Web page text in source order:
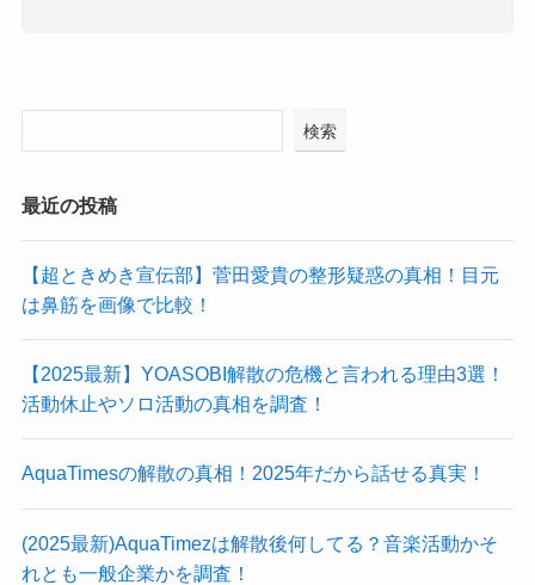
検索
最近の投稿
【超ときめき宣伝部】菅田愛貴の整形疑惑の真相！目元
は鼻筋を画像で比較！
【2025最新】YOASOBI解散の危機と言われる理由3選！
活動休止やソロ活動の真相を調査！
AquaTimesの解散の真相！2025年だから話せる真実！
(2025最新)AquaTimezは解散後何してる？音楽活動かそ
れとも一般企業かを調査！